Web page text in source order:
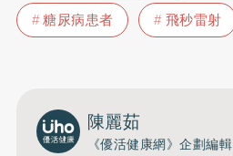
糖尿病患者
飛秒雷射
陳麗茹
《優活健康網》企劃編輯